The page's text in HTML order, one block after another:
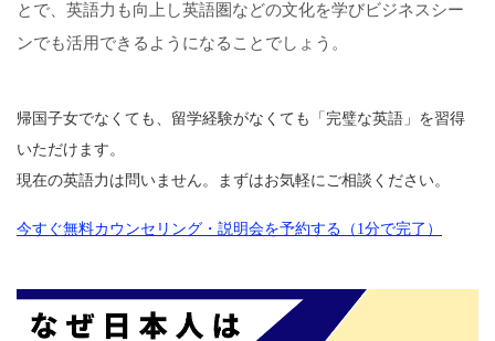
とで、英語力も向上し英語圏などの文化を学びビジネスシー
ンでも活用できるようになることでしょう。
帰国子女でなくても、留学経験がなくても「完璧な英語」を習得
いただけます。
現在の英語力は問いません。まずはお気軽にご相談ください。
今すぐ無料カウンセリング・説明会を予約する（1分で完了）